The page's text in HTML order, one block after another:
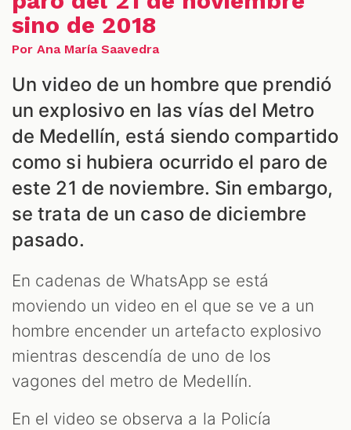
ZOOM
sino de 2018
Por Ana María Saavedra
Un video de un hombre que prendió
un explosivo en las vías del Metro
de Medellín, está siendo compartido
como si hubiera ocurrido el paro de
este 21 de noviembre. Sin embargo,
se trata de un caso de diciembre
pasado.
En cadenas de WhatsApp se está
moviendo un video en el que se ve a un
hombre encender un artefacto explosivo
mientras descendía de uno de los
vagones del metro de Medellín.
En el video se observa a la Policía